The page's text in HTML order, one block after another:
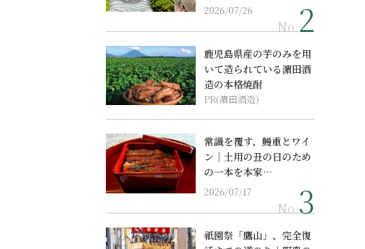
2026/07/26
No.
鹿児島県産の芋のみを用
いて造られている濵田酒
造の本格焼酎
PR(濵田酒造)
常識を覆す、鰻重とワイ
ン｜土用の丑の日のため
の一本を本家…
2026/07/17
No.
祇園祭「鷹山」、完全復